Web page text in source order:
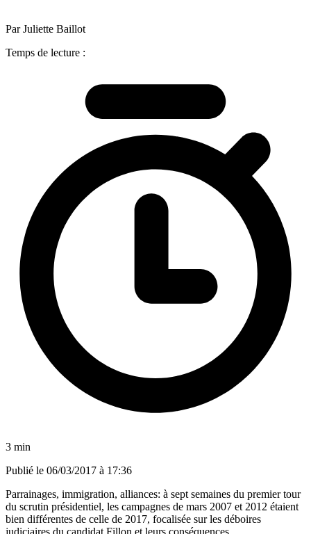
Par Juliette Baillot
Temps de lecture :
3 min
Publié le 06/03/2017 à 17:36
Parrainages, immigration, alliances: à sept semaines du premier tour
du scrutin présidentiel, les campagnes de mars 2007 et 2012 étaient
bien différentes de celle de 2017, focalisée sur les déboires
judiciaires du candidat Fillon et leurs conséquences.